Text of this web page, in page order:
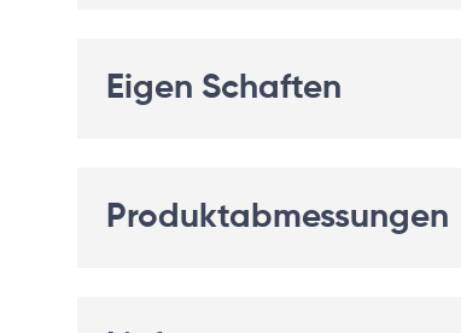
Eigen Schaften
Produktabmessungen